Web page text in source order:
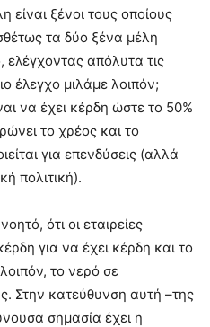
ξένοι τους οποίους
τα δύο ξένα μέλη
ελέγχοντας απόλυτα τις
έλεγχο μιλάμε λοιπόν;
να έχει κέρδη ώστε το 50%
το χρέος και το
για επενδύσεις (αλλά
πολιτική).
ότι οι εταιρείες
για να έχει κέρδη και το
το νερό σε
Στην κατεύθυνση αυτή –της
σημασία έχει η